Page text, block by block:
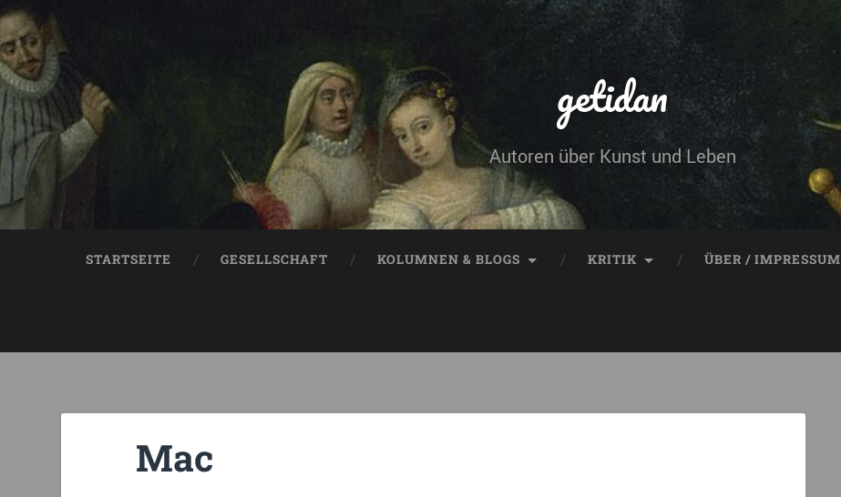
getidan
Autoren über Kunst und Leben
STARTSEITE GESELLSCHAFT KOLUMNEN & BLOGS KRITIK ÜBER / IMPRESSUM
Mac